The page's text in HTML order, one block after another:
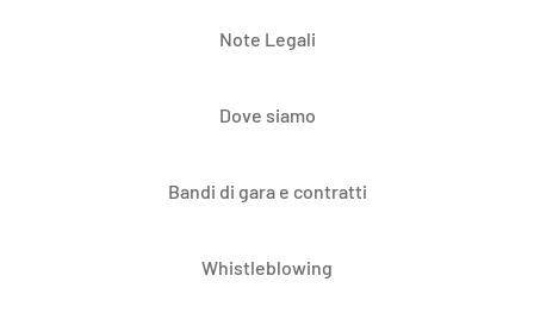
Note Legali
Dove siamo
Bandi di gara e contratti
Whistleblowing